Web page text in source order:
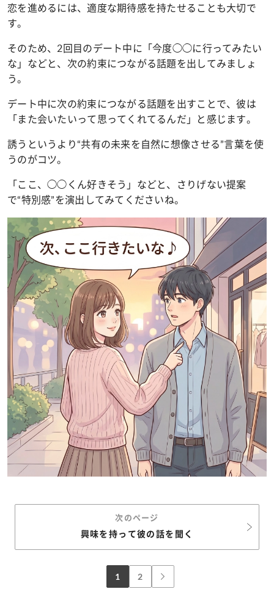
恋を進めるには、適度な期待感を持たせることも大切で
す。
そのため、2回目のデート中に「今度◯◯に行ってみたい
な」などと、次の約束につながる話題を出してみましょ
う。
デート中に次の約束につながる話題を出すことで、彼は
「また会いたいって思ってくれてるんだ」と感じます。
誘うというより“共有の未来を自然に想像させる”言葉を使
うのがコツ。
「ここ、◯◯くん好きそう」などと、さりげない提案
で“特別感”を演出してみてくださいね。
次のページ
興味を持って彼の話を聞く
1 2